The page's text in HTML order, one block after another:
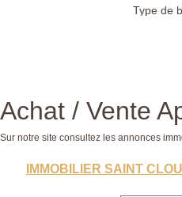
Achat / Vente
Sur notre site consultez les annonces
IMMOBILIER SAINT